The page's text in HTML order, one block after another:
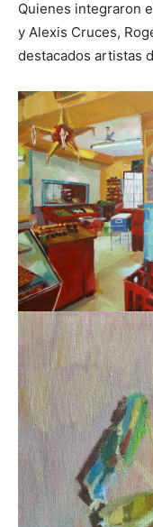
Quienes integraron
y Alexis Cruces,
destacados artistas